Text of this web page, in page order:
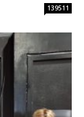
139511